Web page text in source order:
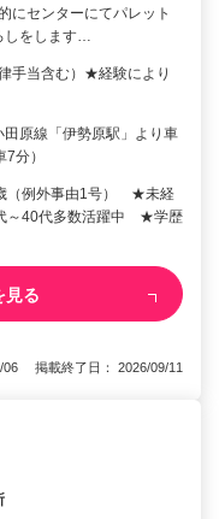
センターにてパレット
をします…
手当含む）★経験により
原線「伊勢原駅」より車
分）
（例外事由1号） ★未経
40代多数活躍中 ★学歴
見る
06 掲載終了日： 2026/09/11